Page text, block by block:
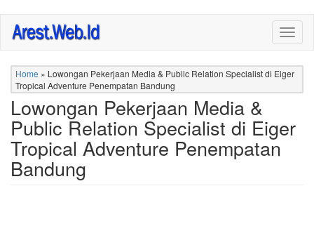
Skip
main
content
Home » Lowongan Pekerjaan Media & Public Relation Specialist di Eiger
Tropical Adventure Penempatan Bandung
Lowongan Pekerjaan Media &
Public Relation Specialist di Eiger
Tropical Adventure Penempatan
Bandung